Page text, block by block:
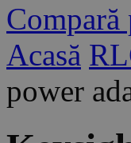
Compară
Acasă
power